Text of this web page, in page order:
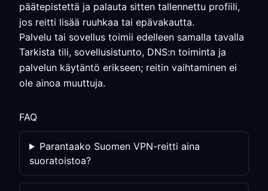
päätepistettä ja palauta sitten tallennettu profiili,
jos reitti lisää ruuhkaa tai epävakautta.
Palvelu tai sovellus toimii edelleen samalla tavalla
Tarkista tili, sovellusistunto, DNS:n toiminta ja
palvelun käytäntö erikseen; reitin vaihtaminen ei
ole ainoa muuttuja.
FAQ
Parantaako Suomen VPN-reitti aina
suoratoistoa?